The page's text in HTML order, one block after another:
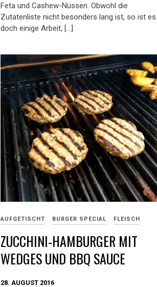
Feta und Cashew-Nüssen. Obwohl die
Zutatenliste nicht besonders lang ist, so ist es
doch einige Arbeit, […]
AUFGETISCHT BURGER SPECIAL FLEISCH
ZUCCHINI-HAMBURGER MIT
WEDGES UND BBQ SAUCE
28. AUGUST 2016